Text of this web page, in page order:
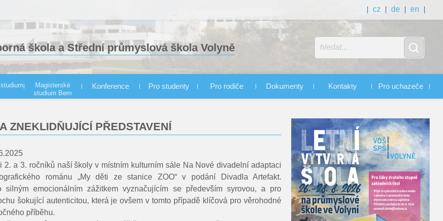
cz de en
škola a Střední průmyslová škola Volyně
CNC
VOŠ
Magisterské
studium Bern
Konference Pro studenty Pro rodiče Dokumenty Kontakty Pro uchazeče
ZNEKLIDŇUJÍCÍ PŘEDSTAVENÍ
2. a 3. ročníků naší školy v místním kulturním sále Na Nové divadelní adaptaci
románu „My děti ze stanice ZOO“ v podání Divadla Artefakt.
silným emocionálním zážitkem vyznačujícím se především syrovou, a pro
šokující autenticitou, která je ovšem v tomto případě klíčová pro věrohodné
příběhu.